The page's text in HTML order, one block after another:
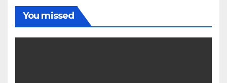
You missed